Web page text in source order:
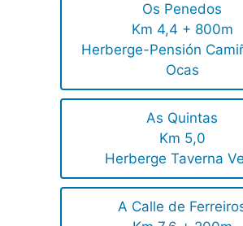
Os Penedos
Km 4,4 + 800m
Herberge-Pensión
Ocas
As Quintas
Km 5,0
Herberge Taverna
A Calle de